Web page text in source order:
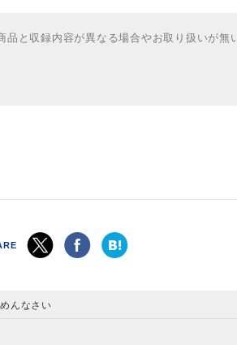
と収録内容が異なる場合やお取り扱いが無
んなさい